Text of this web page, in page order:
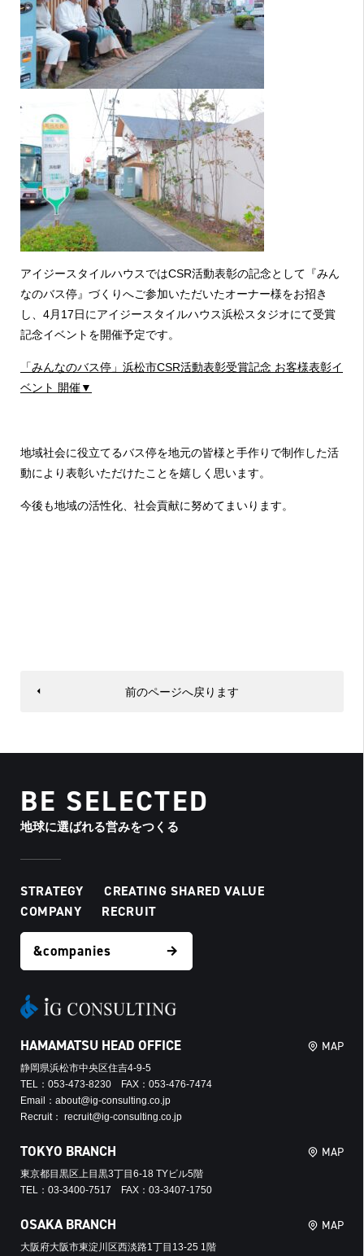
アイジースタイルハウスではCSR活動表彰の記念として『みん
なのバス停』づくりへご参加いただいたオーナー様をお招き
し、4月17日にアイジースタイルハウス浜松スタジオにて受賞
記念イベントを開催予定です。
「みんなのバス停」浜松市CSR活動表彰受賞記念 お客様表彰イ
ベント 開催▼
地域社会に役立てるバス停を地元の皆様と手作りで制作した活
動により表彰いただけたことを嬉しく思います。
今後も地域の活性化、社会貢献に努めてまいります。
前のページへ戻ります
BE SELECTED
地球に選ばれる営みをつくる
STRATEGY
CREATING SHARED VALUE
COMPANY
RECRUIT
&companies
HAMAMATSU HEAD OFFICE
静岡県浜松市中央区住吉4-9-5
TEL：053-473-8230 FAX：053-476-7474
Email：about@ig-consulting.co.jp
Recruit： recruit@ig-consulting.co.jp
MAP
TOKYO BRANCH
東京都目黒区上目黒3丁目6-18 TYビル5階
TEL：03-3400-7517 FAX：03-3407-1750
MAP
OSAKA BRANCH
大阪府大阪市東淀川区西淡路1丁目13-25 1階
MAP